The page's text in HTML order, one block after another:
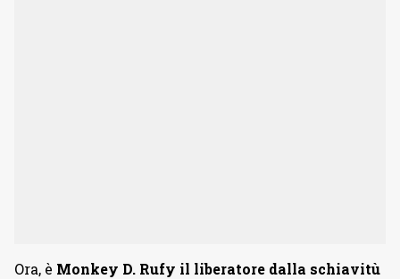
Ora, è Monkey D. Rufy il liberatore dalla schiavitù